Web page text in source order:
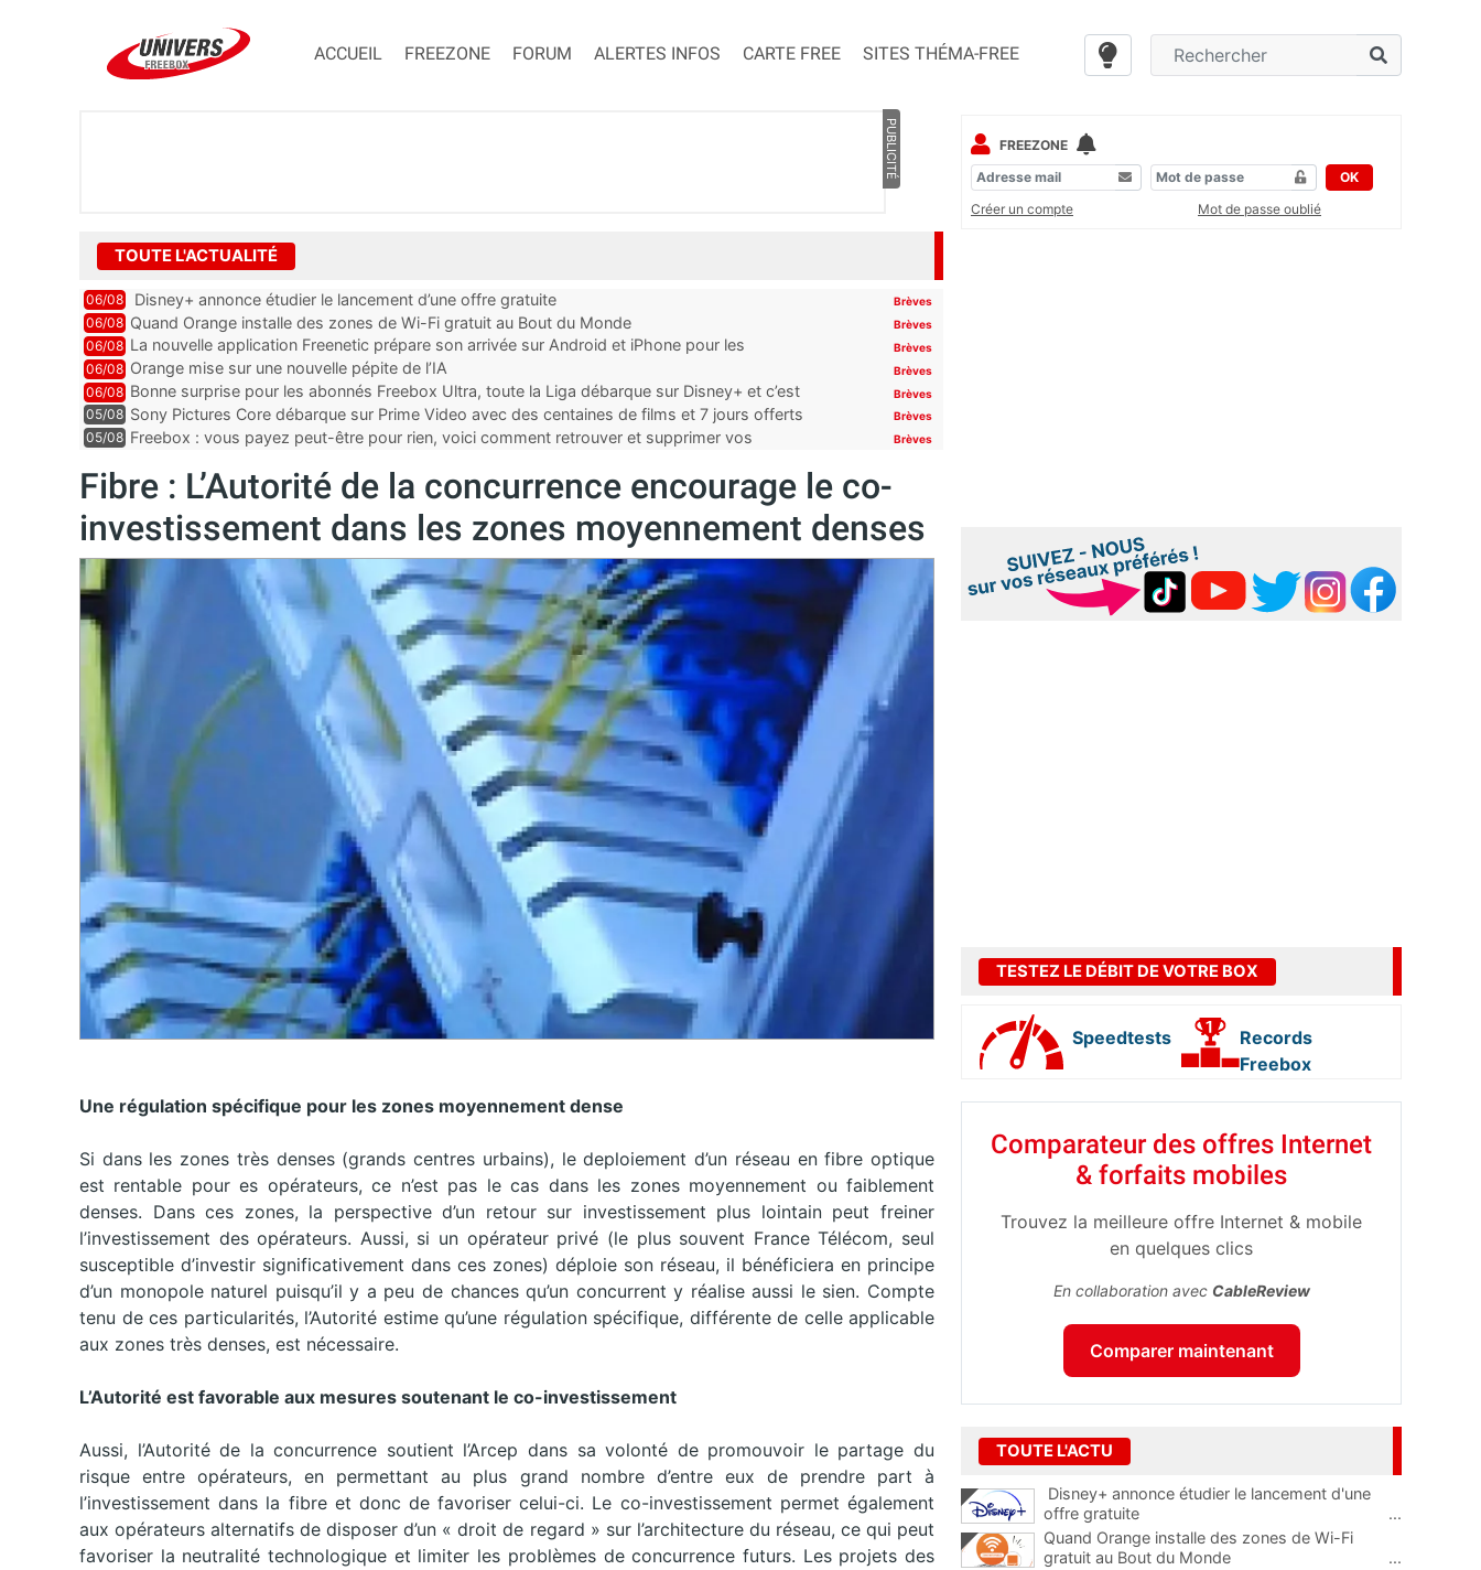
ACCUEIL FREEZONE FORUM ALERTES INFOS CARTE FREE SITES THÉMA-FREE
PUBLICITÉ
TOUTE L'ACTUALITÉ
06/08 Disney+ annonce étudier le lancement d’une offre gratuite Brèves
06/08 Quand Orange installe des zones de Wi-Fi gratuit au Bout du Monde Brèves
06/08 La nouvelle application Freenetic prépare son arrivée sur Android et iPhone pour les
abonnés Freebox, testez la
Brèves
06/08 Orange mise sur une nouvelle pépite de l’IA Brèves
06/08 Bonne surprise pour les abonnés Freebox Ultra, toute la Liga débarque sur Disney+ et c’est
inclus
Brèves
05/08 Sony Pictures Core débarque sur Prime Video avec des centaines de films et 7 jours offerts Brèves
05/08 Freebox : vous payez peut-être pour rien, voici comment retrouver et supprimer vos
Brèves
Fibre : L’Autorité de la concurrence encourage le co-
investissement dans les zones moyennement denses
Une régulation spécifique pour les zones moyennement dense
Si dans les zones très denses (grands centres urbains), le deploiement d’un réseau en fibre optique
est rentable pour es opérateurs, ce n’est pas le cas dans les zones moyennement ou faiblement
denses. Dans ces zones, la perspective d’un retour sur investissement plus lointain peut freiner
l’investissement des opérateurs. Aussi, si un opérateur privé (le plus souvent France Télécom, seul
susceptible d’investir significativement dans ces zones) déploie son réseau, il bénéficiera en principe
d’un monopole naturel puisqu’il y a peu de chances qu’un concurrent y réalise aussi le sien. Compte
tenu de ces particularités, l’Autorité estime qu’une régulation spécifique, différente de celle applicable
aux zones très denses, est nécessaire.
L’Autorité est favorable aux mesures soutenant le co-investissement
Aussi, l’Autorité de la concurrence soutient l’Arcep dans sa volonté de promouvoir le partage du
risque entre opérateurs, en permettant au plus grand nombre d’entre eux de prendre part à
l’investissement dans la fibre et donc de favoriser celui-ci. Le co-investissement permet également
aux opérateurs alternatifs de disposer d’un « droit de regard » sur l’architecture du réseau, ce qui peut
favoriser la neutralité technologique et limiter les problèmes de concurrence futurs. Les projets des
FREEZONE
OK
Créer un compte
Mot de passe oublié
TESTEZ LE DÉBIT DE VOTRE BOX
Speedtests
Records
Freebox
Comparateur des offres Internet
& forfaits mobiles
Trouvez la meilleure offre Internet & mobile
en quelques clics
En collaboration avec CableReview
Comparer maintenant
TOUTE L'ACTU
Disney+ annonce étudier le lancement d'une
offre gratuite
...
Quand Orange installe des zones de Wi-Fi
gratuit au Bout du Monde
...